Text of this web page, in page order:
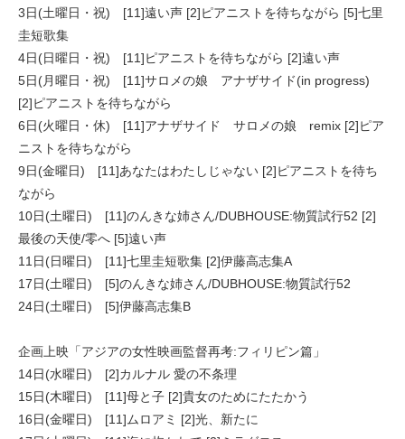
3日(土曜日・祝) [11]遠い声 [2]ピアニストを待ちながら [5]七里
圭短歌集
4日(日曜日・祝) [11]ピアニストを待ちながら [2]遠い声
5日(月曜日・祝) [11]サロメの娘 アナザサイド(in progress)
[2]ピアニストを待ちながら
6日(火曜日・休) [11]アナザサイド サロメの娘 remix [2]ピア
ニストを待ちながら
9日(金曜日) [11]あなたはわたしじゃない [2]ピアニストを待ち
ながら
10日(土曜日) [11]のんきな姉さん/DUBHOUSE:物質試行52 [2]
最後の天使/零へ [5]遠い声
11日(日曜日) [11]七里圭短歌集 [2]伊藤高志集A
17日(土曜日) [5]のんきな姉さん/DUBHOUSE:物質試行52
24日(土曜日) [5]伊藤高志集B
企画上映「アジアの女性映画監督再考:フィリピン篇」
14日(水曜日) [2]カルナル 愛の不条理
15日(木曜日) [11]母と子 [2]貴女のためにたたかう
16日(金曜日) [11]ムロアミ [2]光、新たに